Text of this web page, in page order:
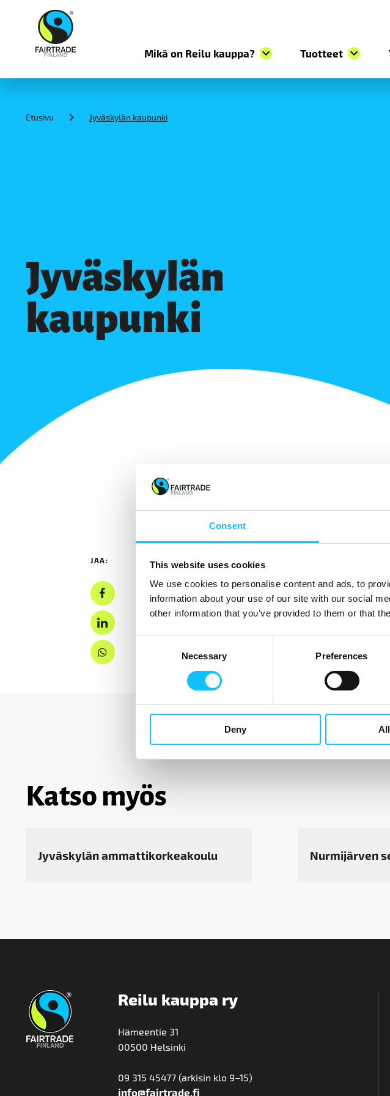
Consent
This website uses cookies
We use cookies to personalise content and ads, to
information about your use of our site with our social
other information that you’ve provided to them or that
Necessary Preferences
Deny
Mikä on Reilu kauppa? Tuotteet
Etusivu Jyväskylän kaupunki
Jyväskylän
kaupunki
JAA:
Katso myös
Jyväskylän ammattikorkeakoulu Nurmijärven
Reilu kauppa ry
Hämeentie 31
00500 Helsinki
09 315 45477 (arkisin klo 9–15)
info@fairtrade.fi